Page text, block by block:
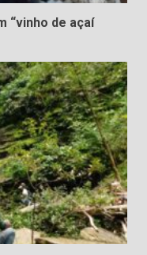
“vinho de açaí